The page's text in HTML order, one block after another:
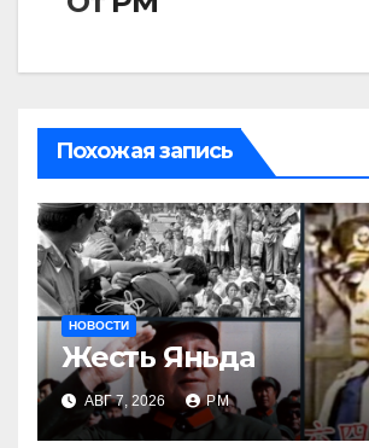
Похожая запись
НОВОСТИ
Жесть Яньда
АВГ 7, 2026 РМ